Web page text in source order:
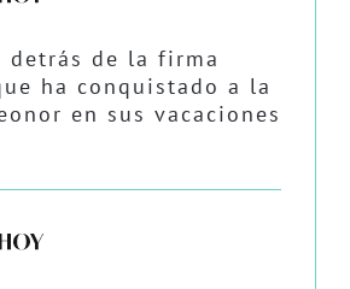
detrás de la firma
ha conquistado a la
en sus vacaciones